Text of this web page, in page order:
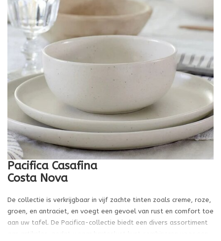
Pacifica Casafina
Costa Nova
De collectie is verkrijgbaar in vijf zachte tinten zoals creme, roze,
groen, en antraciet, en voegt een gevoel van rust en comfort toe
aan uw tafel. De Pacifica-collectie biedt een divers assortiment